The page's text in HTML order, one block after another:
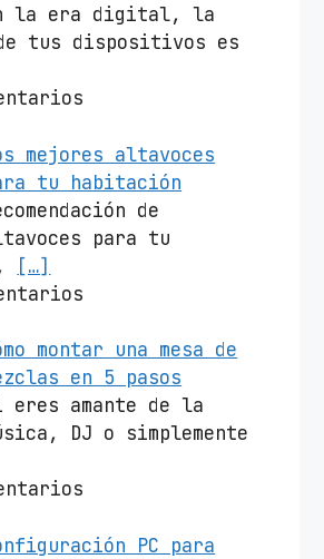
la era digital, la
tus dispositivos es
mejores altavoces
tu habitación
de
para tu
[…]
montar una mesa de
en 5 pasos
eres amante de la
DJ o simplemente
PC para